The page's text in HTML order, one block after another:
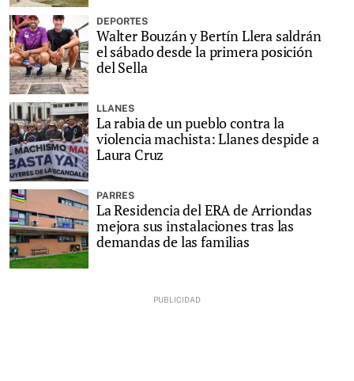
DEPORTES
Walter Bouzán y Bertín Llera saldrán
el sábado desde la primera posición
del Sella
LLANES
La rabia de un pueblo contra la
violencia machista: Llanes despide a
Laura Cruz
PARRES
La Residencia del ERA de Arriondas
mejora sus instalaciones tras las
demandas de las familias